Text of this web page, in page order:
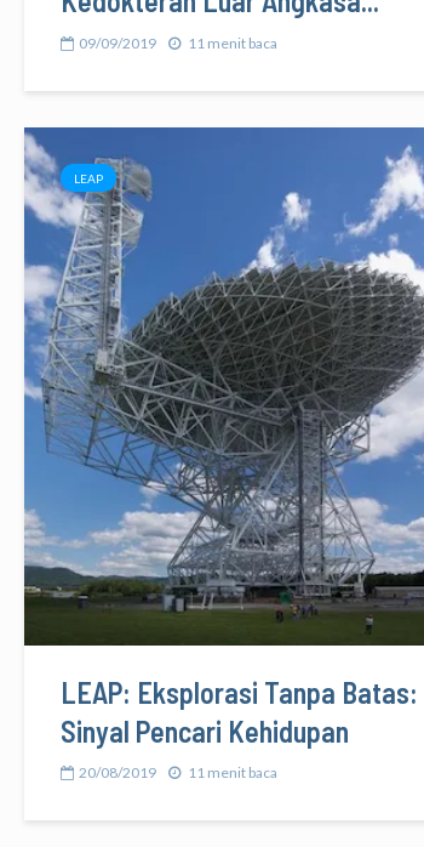
09/09/2019 11 menit baca
LEAP
LEAP: Eksplorasi Tanpa Batas:
Sinyal Pencari Kehidupan
20/08/2019 11 menit baca